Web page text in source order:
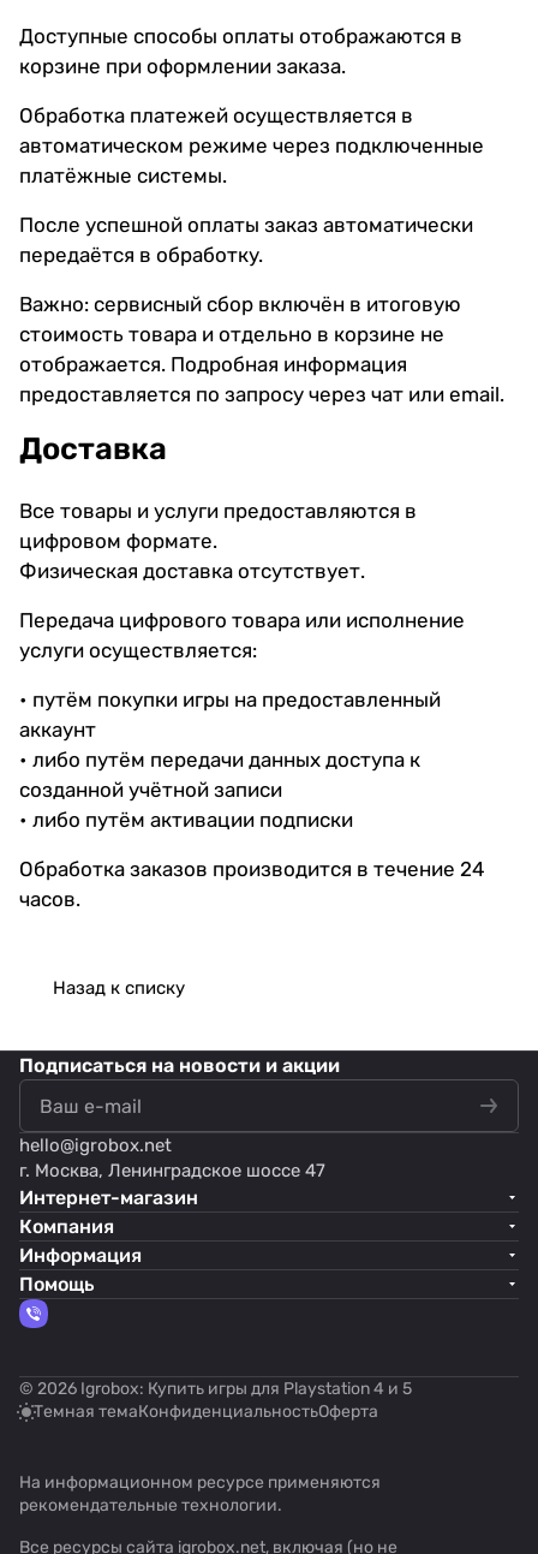
Доступные способы оплаты отображаются в
корзине при оформлении заказа.
Обработка платежей осуществляется в
автоматическом режиме через подключенные
платёжные системы.
После успешной оплаты заказ автоматически
передаётся в обработку.
Важно: сервисный сбор включён в итоговую
стоимость товара и отдельно в корзине не
отображается. Подробная информация
предоставляется по запросу через чат или email.
Доставка
Все товары и услуги предоставляются в
цифровом формате.
Физическая доставка отсутствует.
Передача цифрового товара или исполнение
услуги осуществляется:
• путём покупки игры на предоставленный
аккаунт
• либо путём передачи данных доступа к
созданной учётной записи
• либо путём активации подписки
Обработка заказов производится в течение 24
часов.
Назад к списку
Подписаться на новости и акции
hello@igrobox.net
г. Москва, Ленинградское шоссе 47
Интернет-магазин
Компания
Информация
Помощь
© 2026 Igrobox: Купить игры для Playstation 4 и 5
Темная темаКонфиденциальностьОферта
На информационном ресурсе применяются
рекомендательные технологии.
Все ресурсы сайта igrobox.net, включая (но не